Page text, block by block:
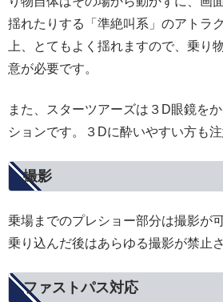
揺れたりする「準絶叫系」のアトラ
上、とてもよく揺れますので、乗り
意が必要です。
また、スターツアーズは３D眼鏡を
ションです。３Dに酔いやすい方も注
撮影
乗場までのプレショー部分は撮影が
乗り込んだ後はあらゆる撮影が禁止
ファストパス対応